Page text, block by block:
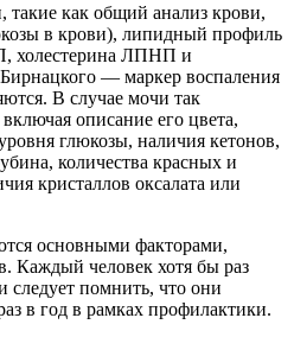
как общий анализ крови,
в крови), липидный профиль
холестерина ЛПНП и
— маркер воспаления
В случае мочи так
описание его цвета,
глюкозы, наличия кетонов,
количества красных и
кристаллов оксалата или
основными факторами,
Каждый человек хотя бы раз
следует помнить, что они
в год в рамках профилактики.